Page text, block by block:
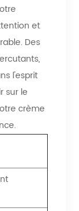
et
Des
l'esprit
sur le
crème